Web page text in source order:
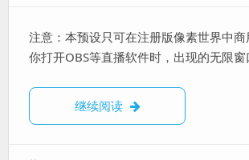
Bloom
发
效
注意：本预设只可在注册版像素世界中商
你打开OBS等直播软件时，出现的无限
继续阅读 【像素世界自创预设